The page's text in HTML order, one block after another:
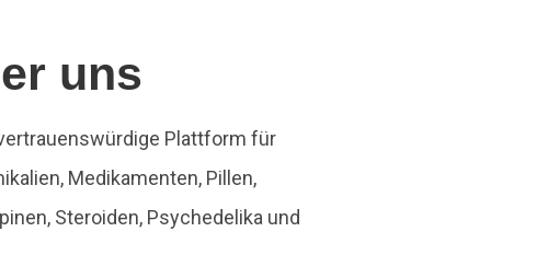
uns
Plattform für
Medikamenten, Pillen,
Steroiden, Psychedelika und